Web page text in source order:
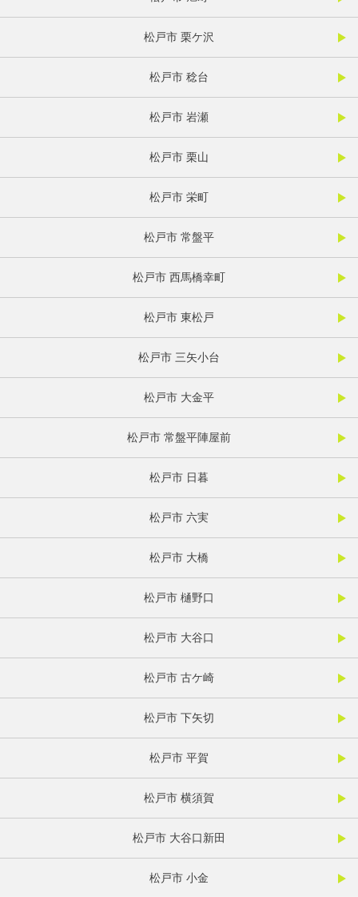
松戸市 栗ケ沢
松戸市 稔台
松戸市 岩瀬
松戸市 栗山
松戸市 栄町
松戸市 常盤平
松戸市 西馬橋幸町
松戸市 東松戸
松戸市 三矢小台
松戸市 大金平
松戸市 常盤平陣屋前
松戸市 日暮
松戸市 六実
松戸市 大橋
松戸市 樋野口
松戸市 大谷口
松戸市 古ケ崎
松戸市 下矢切
松戸市 平賀
松戸市 横須賀
松戸市 大谷口新田
松戸市 小金